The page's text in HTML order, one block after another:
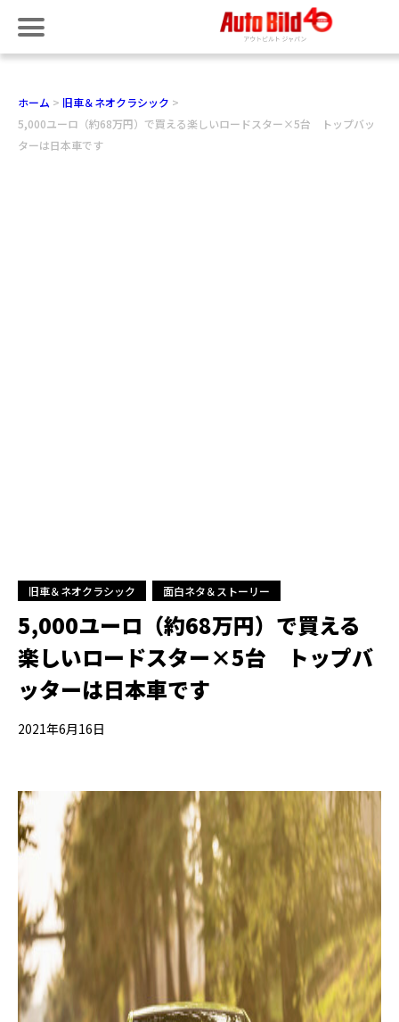
ホーム
旧車＆ネオクラシック
5,000ユーロ（約68万円）で買える楽しいロードスター×5台 トップバッ
ターは日本車です
旧車＆ネオクラシック 面白ネタ＆ストーリー
5,000ユーロ（約68万円）で買える
楽しいロードスター×5台 トップバ
ッターは日本車です
2021年6月16日